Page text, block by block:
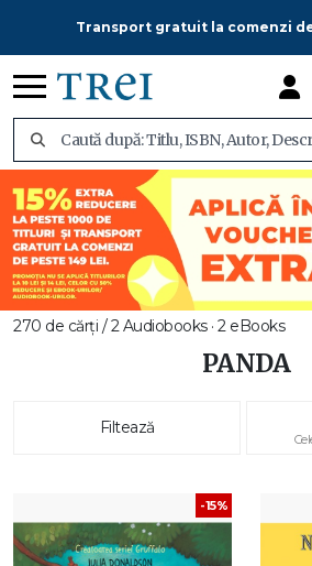
Transport gratuit la comenzi
270 de cărți / 2 Audiobooks · 2 eBooks
PANDA
Filtează
-15%